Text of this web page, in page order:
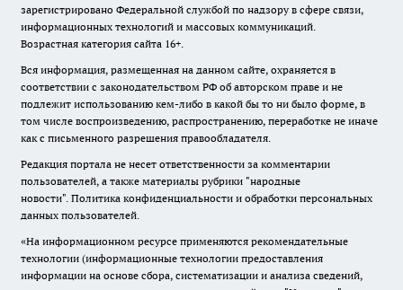
зарегистрировано Федеральной службой по надзору в сфере связи,
информационных технологий и массовых коммуникаций.
Возрастная категория сайта 16+.
Вся информация, размещенная на данном сайте, охраняется в
соответствии с законодательством РФ об авторском праве и не
подлежит использованию кем-либо в какой бы то ни было форме, в
том числе воспроизведению, распространению, переработке не иначе
как с письменного разрешения правообладателя.
Редакция портала не несет ответственности за комментарии
пользователей, а также материалы рубрики "народные
новости". Политика конфиденциальности и обработки персональных
данных пользователей.
«На информационном ресурсе применяются рекомендательные
технологии (информационные технологии предоставления
информации на основе сбора, систематизации и анализа сведений,